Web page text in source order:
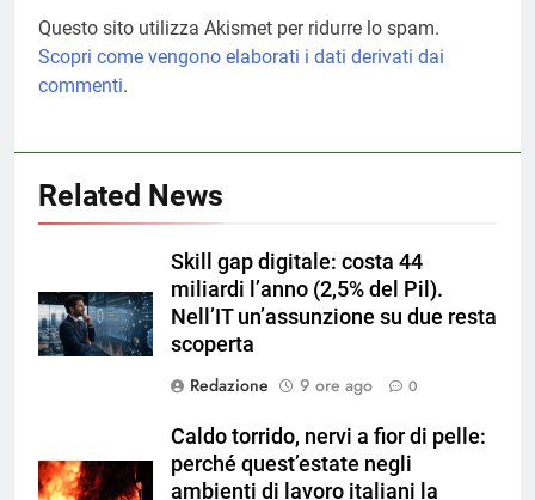
Questo sito utilizza Akismet per ridurre lo spam.
Scopri come vengono elaborati i dati derivati dai
commenti.
Related News
Skill gap digitale: costa 44
miliardi l’anno (2,5% del Pil).
Nell’IT un’assunzione su due resta
scoperta
Redazione
9 ore ago 0
Caldo torrido, nervi a fior di pelle:
perché quest’estate negli
ambienti di lavoro italiani la